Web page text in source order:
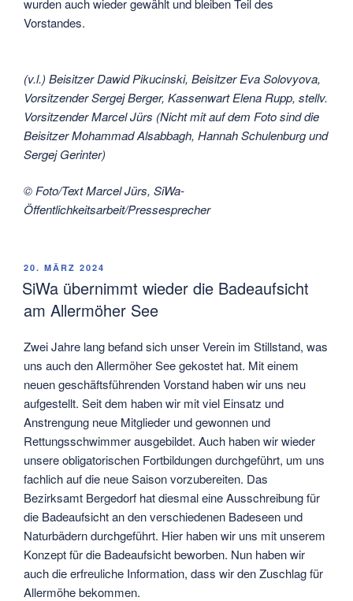
wurden auch wieder gewählt und bleiben Teil des
Vorstandes.
(v.l.) Beisitzer Dawid Pikucinski, Beisitzer Eva Solovyova,
Vorsitzender Sergej Berger, Kassenwart Elena Rupp, stellv.
Vorsitzender Marcel Jürs (Nicht mit auf dem Foto sind die
Beisitzer Mohammad Alsabbagh, Hannah Schulenburg und
Sergej Gerinter)
© Foto/Text Marcel Jürs, SiWa-
Öffentlichkeitsarbeit/Pressesprecher
VERÖFFENTLICHT
AM
20. MÄRZ 2024
SiWa übernimmt wieder die Badeaufsicht
am Allermöher See
Zwei Jahre lang befand sich unser Verein im Stillstand, was
uns auch den Allermöher See gekostet hat. Mit einem
neuen geschäftsführenden Vorstand haben wir uns neu
aufgestellt. Seit dem haben wir mit viel Einsatz und
Anstrengung neue Mitglieder und gewonnen und
Rettungsschwimmer ausgebildet. Auch haben wir wieder
unsere obligatorischen Fortbildungen durchgeführt, um uns
fachlich auf die neue Saison vorzubereiten. Das
Bezirksamt Bergedorf hat diesmal eine Ausschreibung für
die Badeaufsicht an den verschiedenen Badeseen und
Naturbädern durchgeführt. Hier haben wir uns mit unserem
Konzept für die Badeaufsicht beworben. Nun haben wir
auch die erfreuliche Information, dass wir den Zuschlag für
Allermöhe bekommen.